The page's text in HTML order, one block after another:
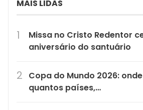
MAIS LIDAS
Missa no Cristo Redentor
aniversário do santuário
Copa do Mundo 2026:
quantos países,…